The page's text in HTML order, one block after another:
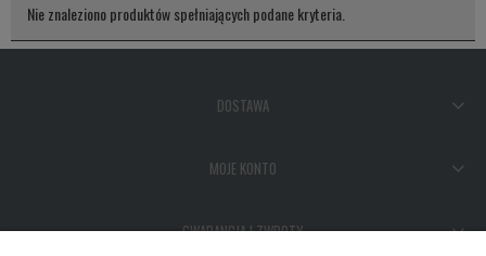
Nie znaleziono produktów spełniających podane kryteria.
DOSTAWA
MOJE KONTO
GWARANCJA I ZWROTY